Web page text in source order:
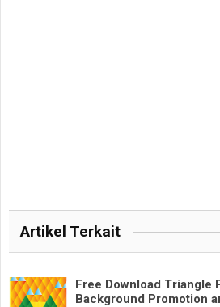
Artikel Terkait
Free Download Triangle
Background Promotion